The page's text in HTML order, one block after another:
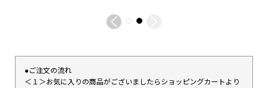
●ご注文の流れ
＜１＞お気に入りの商品がございましたらショッピングカートより